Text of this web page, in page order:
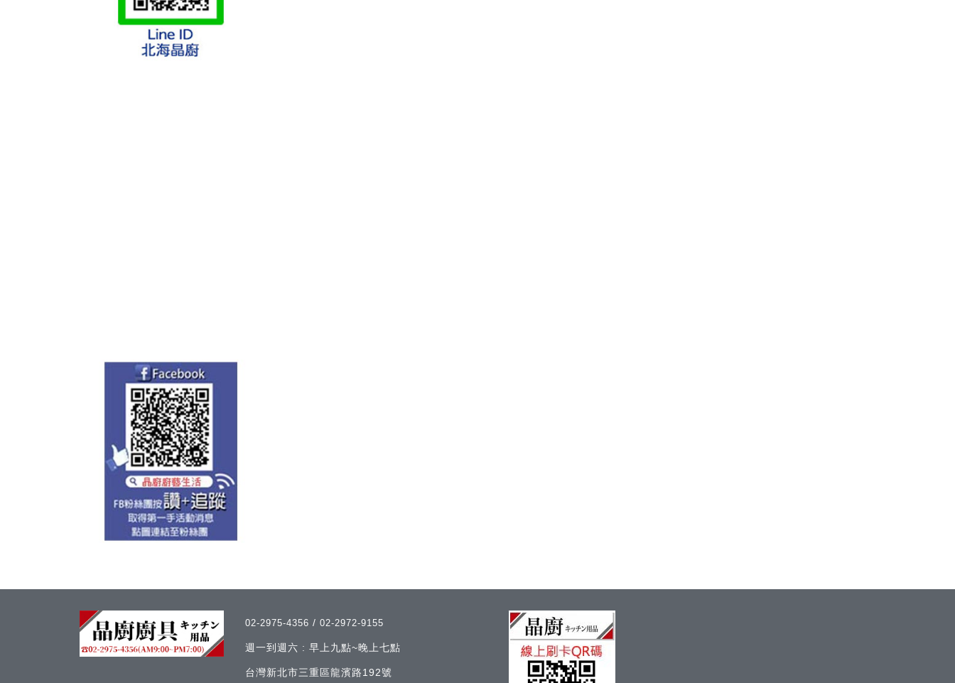
02-2975-4356/02-2972-9155
週一到週六 : 早上九點~晚上七點
台灣新北市三重區龍濱路192號